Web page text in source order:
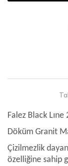
Falez Black
Döküm Granit
Çizilmezlik
özelliğine sahip